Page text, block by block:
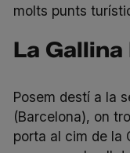
molts punts
La Gallina
Posem destí a la
(Barcelona), on
porta al cim de la